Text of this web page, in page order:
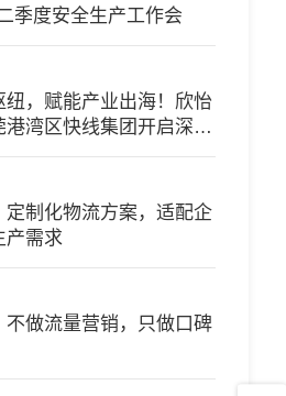
季度安全生产工作会
纽，赋能产业出海！欣怡
港湾区快线集团开启深度
定制化物流方案，适配企
产需求
不做流量营销，只做口碑